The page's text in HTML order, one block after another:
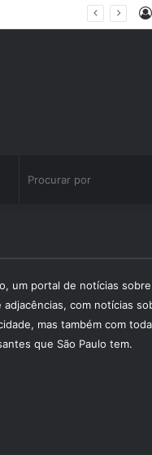
um portal de notícias
adjacências, com notícias
mas também com
que São Paulo tem.